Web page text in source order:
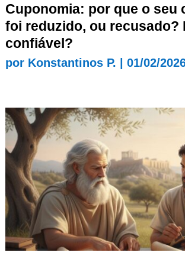
Cuponomia: por que o seu
foi reduzido, ou recusado?
confiável?
por Konstantinos P. 01/02/